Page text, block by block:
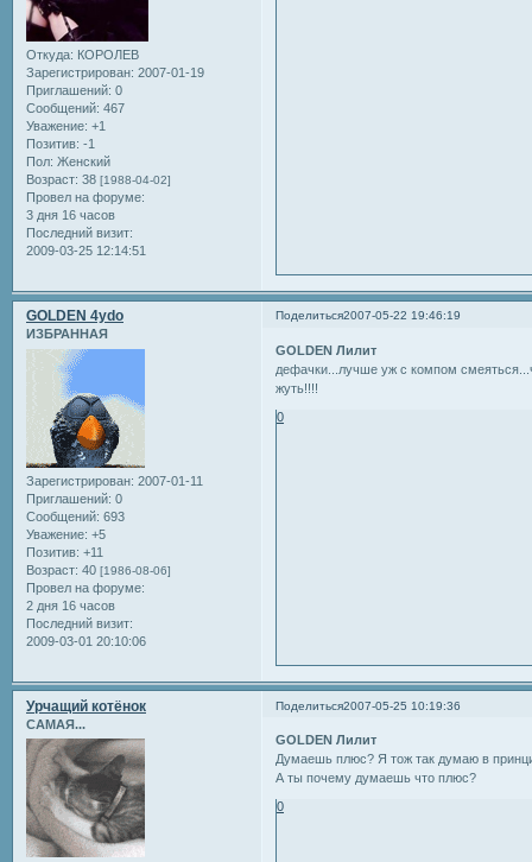
Откуда: КОРОЛЕВ
Зарегистрирован: 2007-01-19
Приглашений: 0
Сообщений: 467
Уважение: +1
Позитив: -1
Пол: Женский
Возраст: 38 [1988-04-02]
Провел на форуме:
3 дня 16 часов
Последний визит:
2009-03-25 12:14:51
Поделиться2007-05-22 19:46:19
GOLDEN 4ydo
ИЗБРАННАЯ
Зарегистрирован: 2007-01-11
Приглашений: 0
Сообщений: 693
Уважение: +5
Позитив: +11
Возраст: 40 [1986-08-06]
Провел на форуме:
2 дня 16 часов
Последний визит:
2009-03-01 20:10:06
GOLDEN Лилит
дефачки...лучше уж с компом
жуть!!!!
0
Поделиться2007-05-25 10:19:36
Урчащий котёнок
САМАЯ...
GOLDEN Лилит
Думаешь плюс? Я тож так думаю в
А ты почему думаешь что плюс?
0